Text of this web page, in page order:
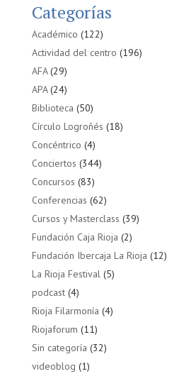
Categorías
Académico (122)
Actividad del centro (196)
AFA(29)
APA(24)
Biblioteca (50)
Círculo Logroñés (18)
Concéntrico (4)
Conciertos (344)
Concursos (83)
Conferencias (62)
Cursos y Masterclass (39)
Fundación Caja Rioja (2)
Fundación Ibercaja La Rioja (12)
La Rioja Festival(5)
podcast(4)
Rioja Filarmonía (4)
Riojaforum (11)
Sin categoría (32)
videoblog (1)